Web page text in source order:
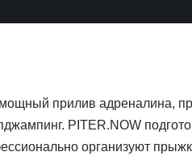
прилив адреналина,
PITER.NOW
организуют